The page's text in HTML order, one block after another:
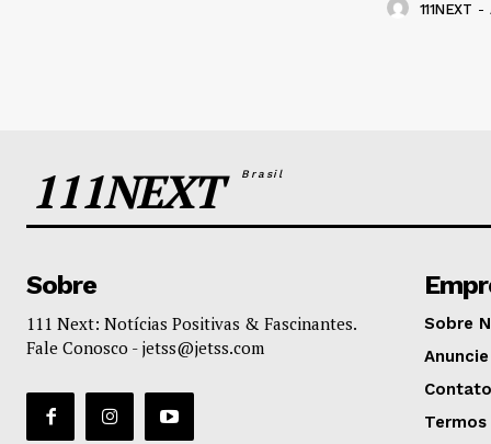
111NEXT -
111NEXTBrasil
Sobre
111 Next: Notícias Positivas & Fascinantes.
Fale Conosco - jetss@jetss.com
Sobre
Anuncie
Contato